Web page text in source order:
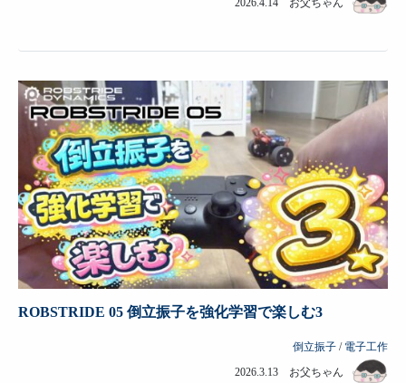
2026.4.14 お父ちゃん
ROBSTRIDE 05 倒立振子を強化学習で楽しむ3
倒立振子 / 電子工作
2026.3.13 お父ちゃん